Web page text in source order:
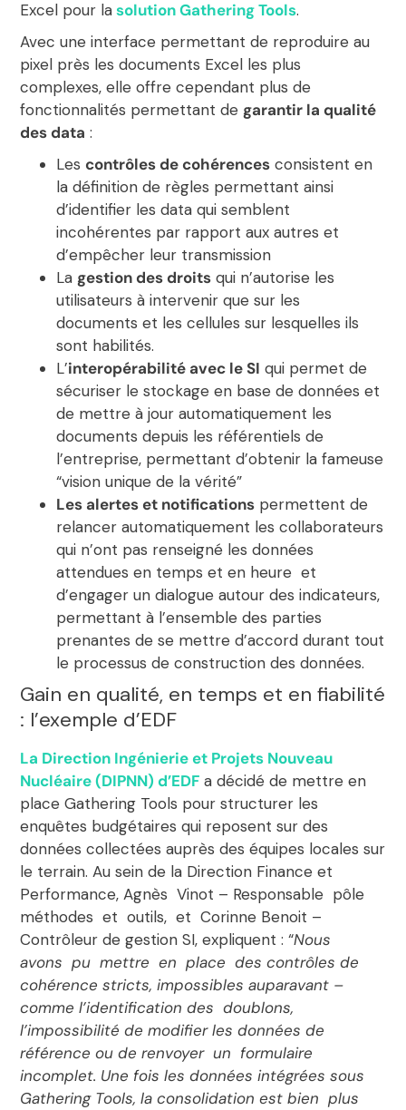
Excel pour lasolution Gathering Tools.
Avec une interface permettant de reproduire au
pixel près les documents Excel les plus
complexes, elle offre cependant plus de
fonctionnalités permettant de garantir la qualité
des data :
Les contrôles de cohérences consistent en
la définition de règles permettant ainsi
d’identifier les data qui semblent
incohérentes par rapport aux autres et
d’empêcher leur transmission
La gestion des droits qui n’autorise les
utilisateurs à intervenir que sur les
documents et les cellules sur lesquelles ils
sont habilités.
L’interopérabilité avec le SI qui permet de
sécuriser le stockage en base de données et
de mettre à jour automatiquement les
documents depuis les référentiels de
l’entreprise, permettant d’obtenir la fameuse
“vision unique de la vérité”
Les alertes et notifications permettent de
relancer automatiquement les collaborateurs
qui n’ont pas renseigné les données
attendues en temps et en heure et
d’engager un dialogue autour des indicateurs,
permettant à l’ensemble des parties
prenantes de se mettre d’accord durant tout
le processus de construction des données.
Gain en qualité, en temps et en fiabilité
: l’exemple d’EDF
La Direction Ingénierie et Projets Nouveau
Nucléaire (DIPNN) d’EDF a décidé de mettre en
place Gathering Tools pour structurer les
enquêtes budgétaires qui reposent sur des
données collectées auprès des équipes locales sur
le terrain. Au sein de la Direction Finance et
Performance, Agnès Vinot – Responsable pôle
méthodes et outils, et Corinne Benoit –
Contrôleur de gestion SI, expliquent : “Nous
avons pu mettre en place des contrôles de
cohérence stricts, impossibles auparavant –
comme l’identification des doublons,
l’impossibilité de modifier les données de
référence ou de renvoyer un formulaire
incomplet. Une fois les données intégrées sous
Gathering Tools, la consolidation est bien plus